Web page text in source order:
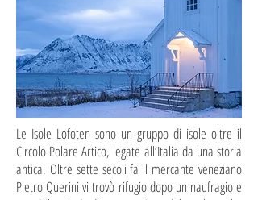
Le Isole Lofoten sono un gruppo di isole oltre il
Circolo Polare Artico, legate all’Italia da una storia
antica. Oltre sette secoli fa il mercante veneziano
Pietro Querini vi trovò rifugio dopo un naufragio e